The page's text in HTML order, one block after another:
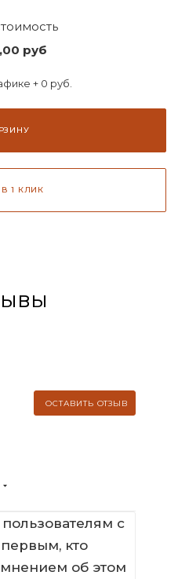
руб
+ 0 руб.
1 КЛИК
ОСТАВИТЬ ОТЗЫВ
с
кто
об этом